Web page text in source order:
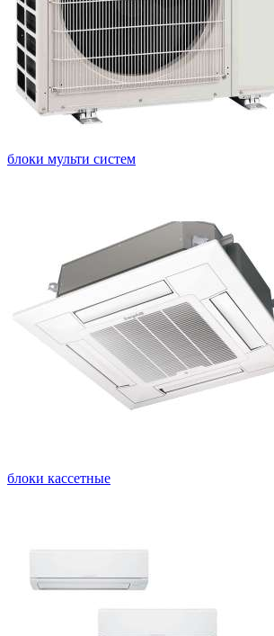
блоки мульти систем
блоки кассетные